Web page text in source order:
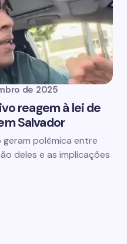
de 2025
reagem à lei de
Salvador
geram polêmica entre
deles e as implicações